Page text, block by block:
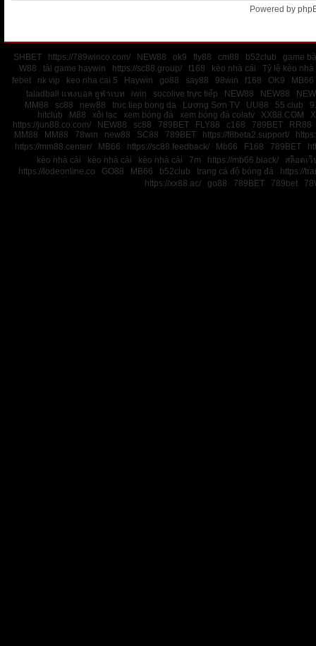
Powered by
SHBET https://789winco.com/ NEW88 ok9 fly88 cm88 b52club
game
W88
tải game haywin https://sc88.group/ f168 kèo nhà cái
Tỷ lệ kèo nhà
febet
rik vip keo nha cai 5 Haywin go88 say88 98win f168 OK9
MB66
taladball แทงบอล ยูฟ่าเบท
iwin socolive trực tiếp NEW88 NEW88
MM88
sc88 new88 truc tiep bong da Lương Sơn TV UU88 55 club
hitclub
M88 xôi lạc xem bóng đá xem bóng đá colatv XX88.COM
https://jun88.co.com/
NEW88 sc88 789BET FLY88 c168 789BET
RR88
MM88
MM88 78win new88 SC88 789BET https://f8beta2.support/
https://mm88.center/
MB66 https://sc88.feedback/ Mb66 F168 789BET
kèo nhà cái
kèo nhà cái kèo nhà cái 7m https://mb66.black/
สล็อตเว็
https://lodeonline.co
GO88 MB66 b52club trang cá độ bóng đá
https://
https://xx88.ac/
go88 789BET 789bet